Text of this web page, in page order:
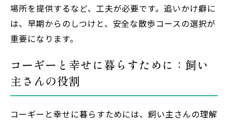
場所を提供するなど、工夫が必要です。追いかけ癖に
は、早期からのしつけと、安全な散歩コースの選択が
重要になります。
コーギーと幸せに暮らすために：飼い
主さんの役割
コーギーと幸せに暮らすためには、飼い主さんの理解